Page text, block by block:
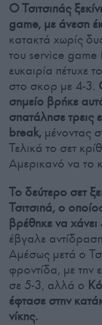
Ο Τσιτσιπάς
game, με άνεση
κατακτά χωρίς
του service
ευκαιρία πέτυχε
στο σκορ με 4-3.
σημείο βρήκε
σπατάλησε τρεις
break, μένοντας
Τελικά το σετ
Αμερικανό να το
Το δεύτερο σετ
Τσιτσιπά, ο
βρέθηκε να χάνει
έβγαλε
Αμέσως μετά ο
φροντίδα, με την
σε 5-3, αλλά ο
έφτασε στην
νίκης.